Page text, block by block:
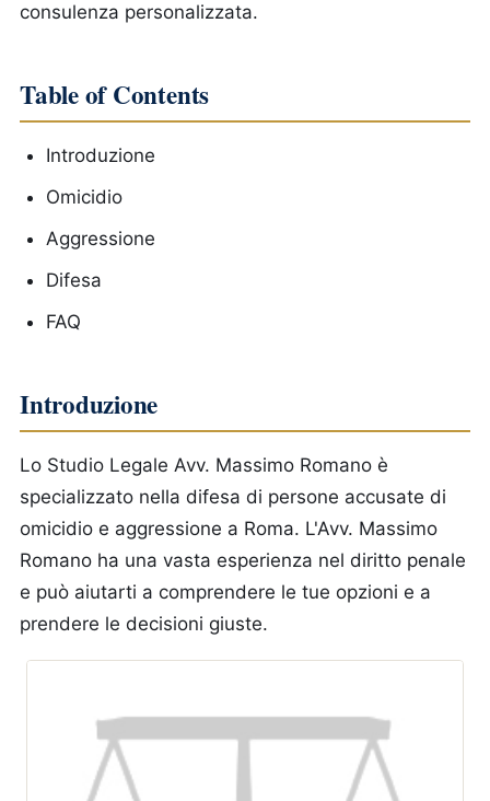
consulenza personalizzata.
Table of Contents
Introduzione
Omicidio
Aggressione
Difesa
FAQ
Introduzione
Lo Studio Legale Avv. Massimo Romano è
specializzato nella difesa di persone accusate di
omicidio e aggressione a Roma. L'Avv. Massimo
Romano ha una vasta esperienza nel diritto penale
e può aiutarti a comprendere le tue opzioni e a
prendere le decisioni giuste.